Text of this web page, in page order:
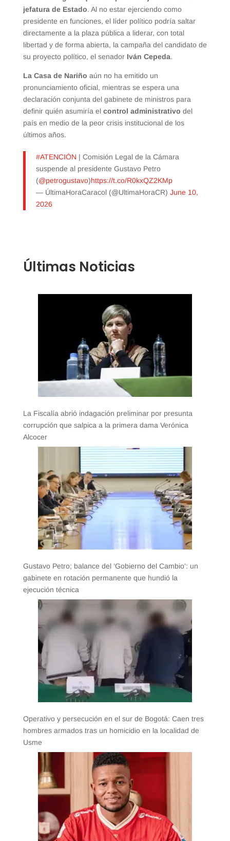
jefatura de Estado. Al no estar ejerciendo como
presidente en funciones, el líder político podría saltar
directamente a la plaza pública a liderar, con total
libertad y de forma abierta, la campaña del candidato de
su proyecto político, el senador Iván Cepeda.
La Casa de Nariño aún no ha emitido un
pronunciamiento oficial, mientras se espera una
declaración conjunta del gabinete de ministros para
definir quién asumiría el control administrativo del
país en medio de la peor crisis institucional de los
últimos años.
#ATENCIÓN | Comisión Legal de la Cámara
suspende al presidente Gustavo Petro
(@petrogustavo)https://t.co/R0kxQZ2KMp
— ÚltimaHoraCaracol (@UltimaHoraCR) June 10,
2026
Últimas Noticias
La Fiscalía abrió indagación preliminar por presunta
corrupción que salpica a la primera dama Verónica
Alcocer
Gustavo Petro; balance del ‘Gobierno del Cambio’: un
gabinete en rotación permanente que hundió la
ejecución técnica
Operativo y persecución en el sur de Bogotá: Caen tres
hombres armados tras un homicidio en la localidad de
Usme